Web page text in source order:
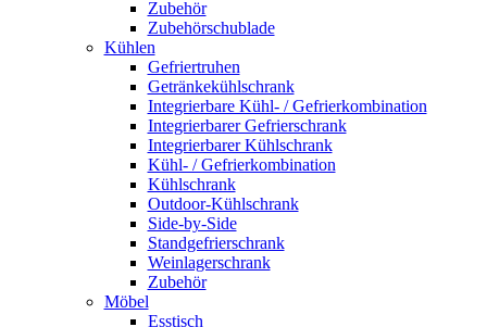
Zubehör
Zubehörschublade
Kühlen
Gefriertruhen
Getränkekühlschrank
Integrierbare Kühl- / Gefrierkombination
Integrierbarer Gefrierschrank
Integrierbarer Kühlschrank
Kühl- / Gefrierkombination
Kühlschrank
Outdoor-Kühlschrank
Side-by-Side
Standgefrierschrank
Weinlagerschrank
Zubehör
Möbel
Esstisch